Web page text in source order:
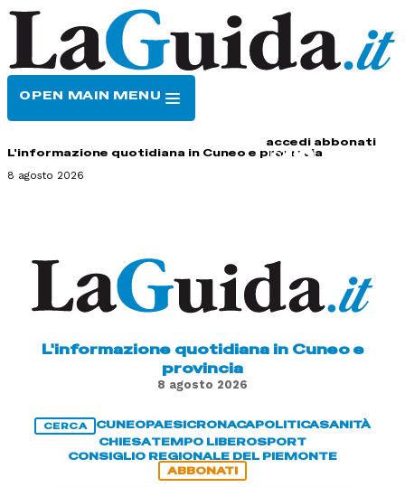
OPEN MAIN MENU
accedi abbonati
L'informazione quotidiana in Cuneo e provincia
8 agosto 2026
L'informazione quotidiana in Cuneo e
provincia
8 agosto 2026
CERCA CUNEOPAESICRONACAPOLITICASANITÀ
CHIESATEMPO LIBEROSPORT
CONSIGLIO REGIONALE DEL PIEMONTE
ABBONATI